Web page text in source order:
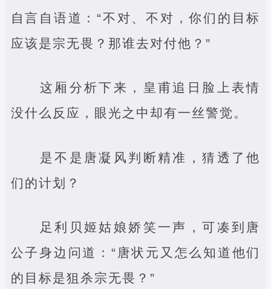
自言自语道：“不对、不对，你们的目标
应该是宗无畏？那谁去对付他？”
这厢分析下来，皇甫追日脸上表情
没什么反应，眼光之中却有一丝警觉。
是不是唐凝风判断精准，猜透了他
们的计划？
足利贝姬姑娘娇笑一声，可凑到唐
公子身边问道：“唐状元又怎么知道他们
的目标是狙杀宗无畏？”